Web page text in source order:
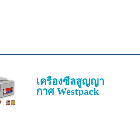
เครื่องซีลสูญญา
กาศ Westpack